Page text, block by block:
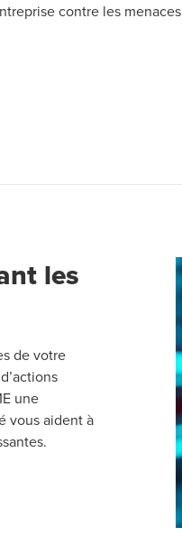
contre les
tab
les
de votre
une
vous aident à